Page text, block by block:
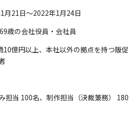
日〜2022年1月24日
の会社役員・会社員
億円以上、本社以外の拠点を持つ販促
担当 100名、制作担当（決裁兼務） 180